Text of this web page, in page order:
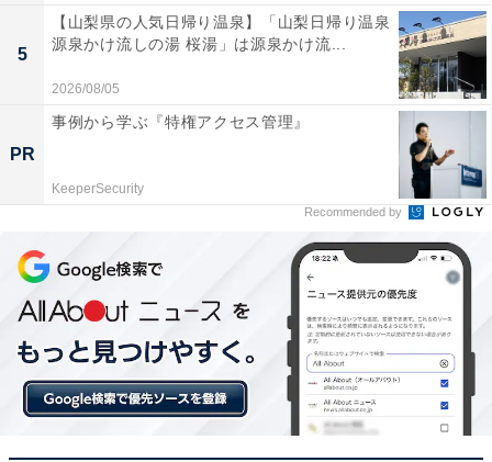
ここで重要なのは価格です。出品者はまとめることで1
個あたりの送料を抑えているわけですが、バラ売りとな
れば1つに対して送料がかかります。商品のサイズによ
っては送料が高くなることもあるので、それを踏まえた
価格でお願いする必要があります。出品者が1つで売る
ことで利益がないと思うならば、交渉は成立しなくなっ
てしまいます。
出品者が価格に納得すれば、専用ページなどを作って出
品されるケースが多いです。もとの商品の画面で購入を
してしまうと後から価格の変更もできないので、出品者
の対応を待ち、スムーズに取引をするようにしましょ
う。
5
【山梨県の人気日帰り温泉】「山梨日帰り温泉
源泉かけ流しの湯 桜湯」は源泉かけ流...
2026/08/05
PR
事例から学ぶ『特権アクセス管理』
KeeperSecurity
Recommended by